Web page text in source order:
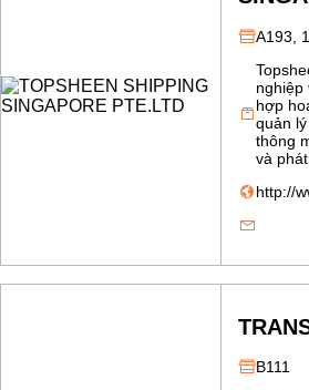
A193,
nghiệp
hợp
quản
thông
và
http://
B111